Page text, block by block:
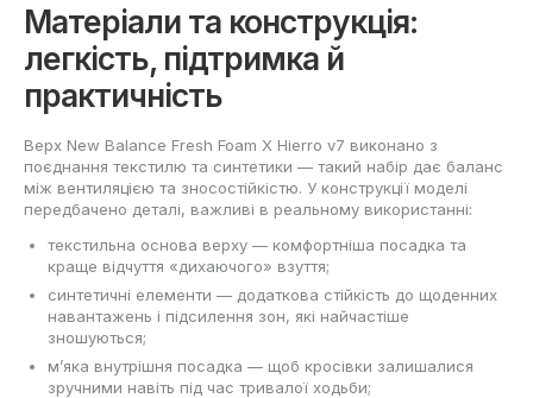
Матеріали та конструкція:
легкість, підтримка й
практичність
Верх New Balance Fresh Foam X Hierro v7 виконано з
поєднання текстилю та синтетики — такий набір дає баланс
між вентиляцією та зносостійкістю. У конструкції моделі
передбачено деталі, важливі в реальному використанні:
текстильна основа верху — комфортніша посадка та
краще відчуття «дихаючого» взуття;
синтетичні елементи — додаткова стійкість до щоденних
навантажень і підсилення зон, які найчастіше
зношуються;
м’яка внутрішня посадка — щоб кросівки залишалися
зручними навіть під час тривалої ходьби;